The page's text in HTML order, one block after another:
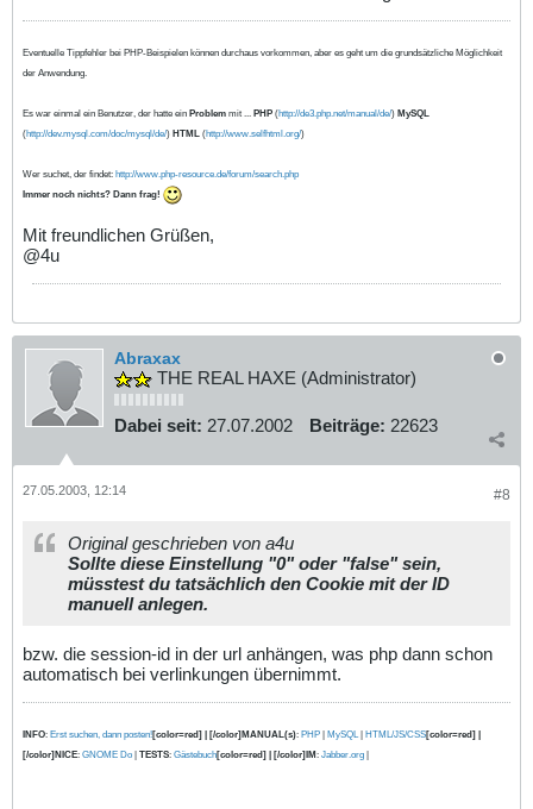
Eventuelle Tippfehler bei PHP-Beispielen können durchaus vorkommen, aber es geht um die grundsätzliche Möglichkeit
der Anwendung.
Es war einmal ein Benutzer, der hatte ein Problem mit ... PHP (http://de3.php.net/manual/de/) MySQL
(http://dev.mysql.com/doc/mysql/de/) HTML (http://www.selfhtml.org/)
Wer suchet, der findet: http://www.php-resource.de/forum/search.php
Immer noch nichts? Dann frag!
Mit freundlichen Grüßen,
@4u
Abraxax
THE REAL HAXE (Administrator)
Dabei seit: 27.07.2002 Beiträge: 22623
#8
27.05.2003, 12:14
Original geschrieben von a4u
Sollte diese Einstellung "0" oder "false" sein,
müsstest du tatsächlich den Cookie mit der ID
manuell anlegen.
bzw. die session-id in der url anhängen, was php dann schon
automatisch bei verlinkungen übernimmt.
INFO: Erst suchen, dann posten![color=red] | [/color]MANUAL(s): PHP MySQL| HTML/JS/CSS[color=red] |
[/color]NICE: GNOME Do TESTS: Gästebuch[color=red] | [/color]IM : Jabber.org